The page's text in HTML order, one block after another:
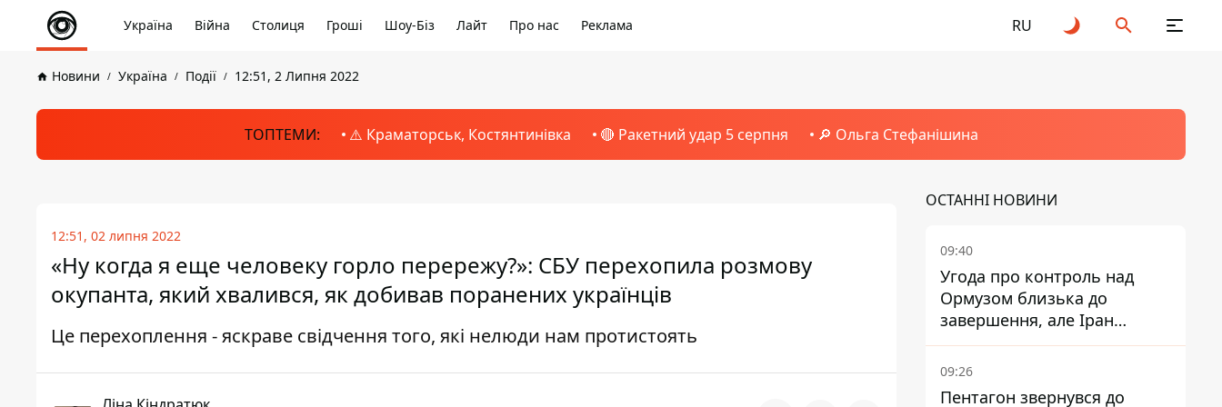
Україна Війна Столиця Гроші Шоу-Біз Лайт Про нас Реклама RU
Новини Україна Події 12:51, 2 Липня 2022
ТОПТЕМИ: ⚠️ Краматорськ, Костянтинівка 🔴 Ракетний удар 5 серпня 🔎 Ольга Стефанішина
12:51, 02 липня 2022
«Ну когда я еще человеку горло перережу?»: СБУ перехопила розмову
окупанта, який хвалився, як добивав поранених українців
Це перехоплення - яскраве свідчення того, які нелюди нам протистоять
ОСТАННІ НОВИНИ
09:40
Угода про контроль над
Ормузом близька до
завершення, але Іран
висунув нові вимоги – ЗМІ
розкрили подробиці
09:26
Пентагон звернувся до